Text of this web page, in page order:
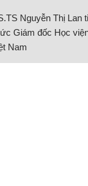
Nguyễn Thị Lan
Giám đốc Học
Nam